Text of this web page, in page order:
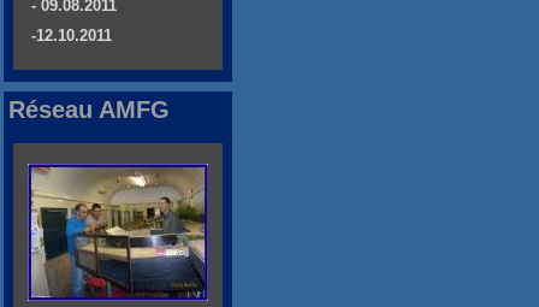
- 09.08.2011
-12.10.2011
Réseau AMFG